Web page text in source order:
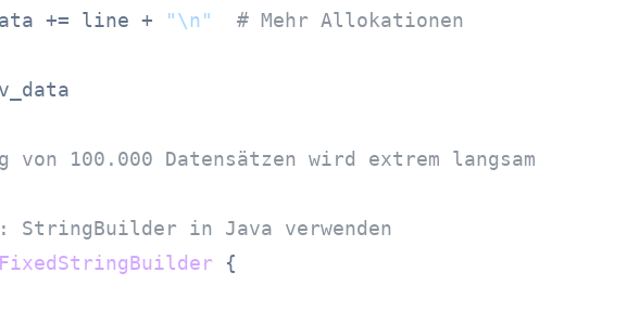
+= line +
"\n" # Mehr Allokationen
von 100.000 Datensätzen wird extrem langsam
StringBuilder in Java verwenden
FixedStringBuilder {